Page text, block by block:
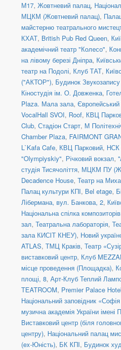
М17, Жовтневий палац,
МЦКМ (Жовтневий палац),
майстерню театрального
КХАТ, British Pub Red Queen,
академічний театр "Колесо",
на лівому березі Дніпра,
театр на Подолі, Клуб ТАТ,
("АКТОР"), Будинок
Кіностудія ім. О. Довженка,
Plaza. Мала зала,
VocalHall SVOI, Roof, КВЦ
Club, Стадіон Старт, М
Chamber Plaza, FAIRMONT
L`Kafa Cafe, КВЦ Парковий, НСК
"Olympiyskiy", Річковий вокзал,
студія Тисячоліття, МЦКМ ПУ
Decadence House, Театр на
Палац культури КПІ, Bel etage,
Лібермана, вул. Банкова, 2,
Національна спілка
зал, Театральна лабораторія,
зала КИСІТ КНЕУ), Новий
ATLAS, ТМЦ Краків, Театр
виставковий центр, Клуб
місце проведення (Площадка),
площі, 8, Арт-Клуб Теплий
TEATROOM, Premier Palace
Національний заповідник
музична академія України імені
Виставковий центр (біля
центру), Національний палац
(ex-Юність), БК КПІ, Будинок